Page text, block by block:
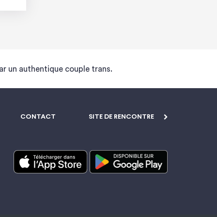
un authentique couple trans.
CONTACT SITE DE RENCONTRE